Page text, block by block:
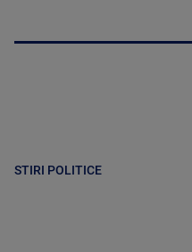
STIRI POLITICE